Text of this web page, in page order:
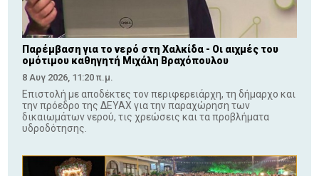
Παρέμβαση για το νερό στη Χαλκίδα - Οι αιχμές του
ομότιμου καθηγητή Μιχάλη Βραχόπουλου
8 Αυγ 2026, 11:20 π.μ.
Επιστολή με αποδέκτες τον περιφερειάρχη, τη δήμαρχο και
την πρόεδρο της ΔΕΥΑΧ για την παραχώρηση των
δικαιωμάτων νερού, τις χρεώσεις και τα προβλήματα
υδροδότησης.